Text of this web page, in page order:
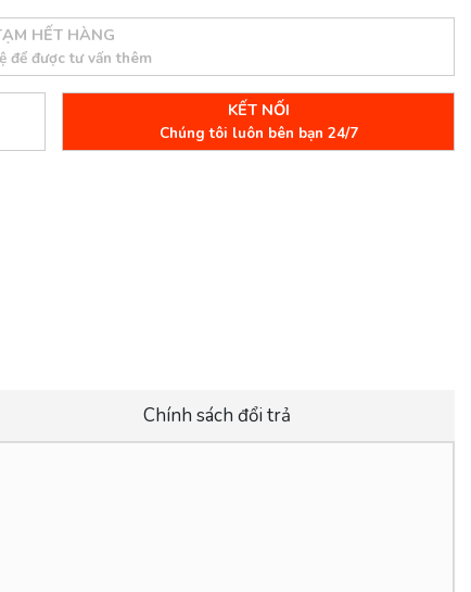
HẾT HÀNG
để được tư vấn thêm
KẾT NỐI
Chúng tôi luôn bên bạn 24/7
Chính sách đổi trả